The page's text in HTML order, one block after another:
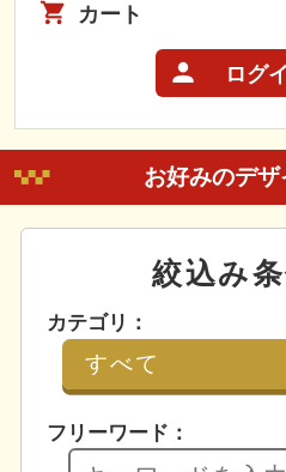
カート
ログ
お好みのデ
絞込み
カテゴリ：
フリーワード：